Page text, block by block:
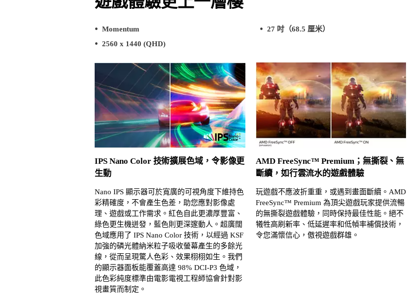
Momentum
27 吋（68.5 厘米）
2560 x 1440 (QHD)
IPS Nano Color 技術擴展色域，令影像更
生動
Nano IPS 顯示器可於寬廣的可視角度下維持色
彩精確度，不會產生色差，助您應對影像處
理、遊戲或工作需求。紅色自此更濃厚豐富、
綠色更生機迸發，藍色則更深邃動人。超廣闊
色域應用了 IPS Nano Color 技術，以經過 KSF
加強的磷光體納米粒子吸收螢幕產生的多餘光
線，從而呈現驚人色彩、效果栩栩如生。我們
的顯示器面板能覆蓋高達 98% DCI-P3 色域，
此色彩純度標準由電影電視工程師協會針對影
視畫質而制定。
AMD FreeSync™ Premium；無撕裂、無
斷續，如行雲流水的遊戲體驗
玩遊戲不應波折重重，或遇到畫面斷續。AMD
FreeSync™ Premium 為頂尖遊戲玩家提供流暢
的無撕裂遊戲體驗，同時保持最佳性能。絕不
犧牲高刷新率、低延遲率和低幀率補償技術，
令您滿懷信心，傲視遊戲群雄。